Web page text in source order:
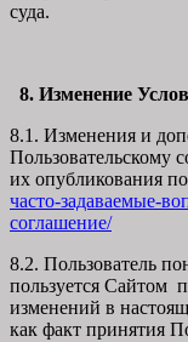
суда.
8. Изменение
8.1. Изменения и
Пользовательскому
их опубликования
часто-задаваемые-
соглашение/
8.2. Пользователь
пользуется Сайтом
изменений в
как факт принятия